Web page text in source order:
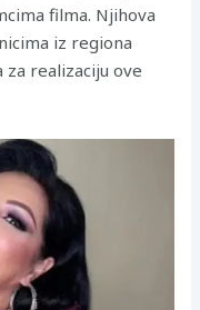
filma. Njihova
iz regiona
realizaciju ove